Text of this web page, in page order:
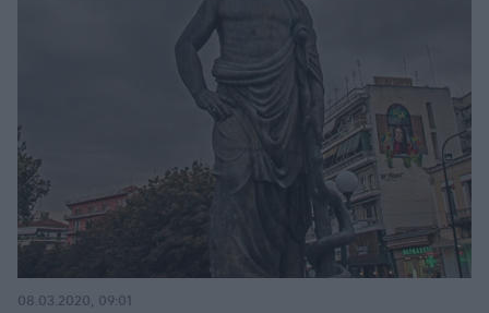
08.03.2020, 09:01